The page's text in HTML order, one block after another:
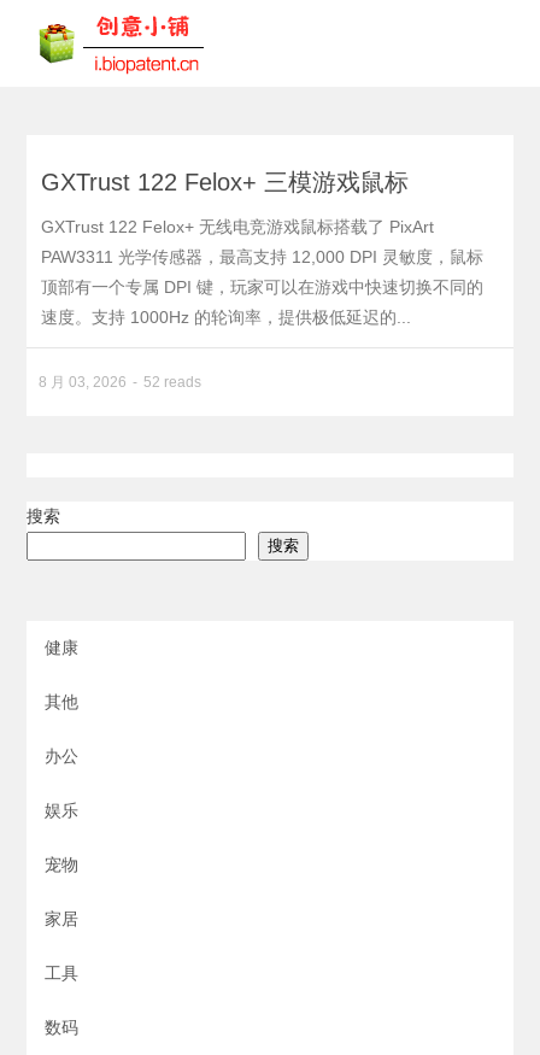
GXTrust 122 Felox+ 三模游戏鼠标
GXTrust 122 Felox+ 无线电竞游戏鼠标搭载了 PixArt
PAW3311 光学传感器，最高支持 12,000 DPI 灵敏度，鼠标
顶部有一个专属 DPI 键，玩家可以在游戏中快速切换不同的
速度。支持 1000Hz 的轮询率，提供极低延迟的...
8 月 03, 2026 52 reads
搜索
搜索
健康
其他
办公
娱乐
宠物
家居
工具
数码